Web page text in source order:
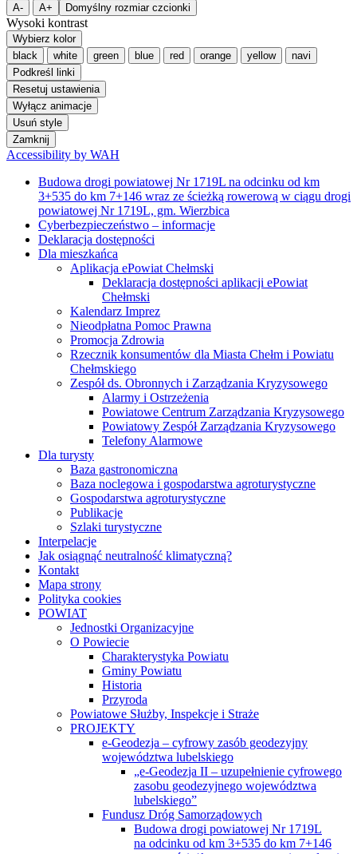
A- A+ Domyślny rozmiar czcionki
Wysoki kontrast
Wybierz kolor
black
white green blue red orange yellow
navi
Podkreśl linki
Resetuj ustawienia
Wyłącz animacje
Usuń style
Zamknij
Accessibility by WAH
Budowa drogi powiatowej Nr 1719L na odcinku od km
3+535 do km 7+146 wraz ze ścieżką rowerową w ciągu drogi
powiatowej Nr 1719L, gm. Wierzbica
Cyberbezpieczeństwo – informacje
Deklaracja dostępności
Dla mieszkańca
Aplikacja ePowiat Chełmski
Deklaracja dostępności aplikacji ePowiat
Chełmski
Kalendarz Imprez
Nieodpłatna Pomoc Prawna
Promocja Zdrowia
Rzecznik konsumentów dla Miasta Chełm i Powiatu
Chełmskiego
Zespół ds. Obronnych i Zarządzania Kryzysowego
Alarmy i Ostrzeżenia
Powiatowe Centrum Zarządzania Kryzysowego
Powiatowy Zespół Zarządzania Kryzysowego
Telefony Alarmowe
Dla turysty
Baza gastronomiczna
Baza noclegowa i gospodarstwa agroturystyczne
Gospodarstwa agroturystyczne
Publikacje
Szlaki turystyczne
Interpelacje
Jak osiągnąć neutralność klimatyczną?
Kontakt
Mapa strony
Polityka cookies
POWIAT
Jednostki Organizacyjne
O Powiecie
Charakterystyka Powiatu
Gminy Powiatu
Historia
Przyroda
Powiatowe Służby, Inspekcje i Straże
PROJEKTY
e-Geodezja – cyfrowy zasób geodezyjny
województwa lubelskiego
„e-Geodezja II – uzupełnienie cyfrowego
zasobu geodezyjnego województwa
lubelskiego”
Fundusz Dróg Samorządowych
Budowa drogi powiatowej Nr 1719L
na odcinku od km 3+535 do km 7+146